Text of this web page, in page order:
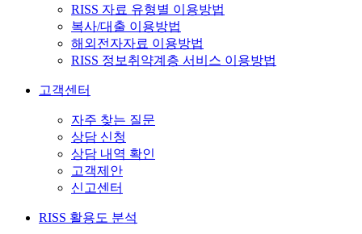
RISS 자료 유형별 이용방법
복사/대출 이용방법
해외전자자료 이용방법
RISS 정보취약계층 서비스 이용방법
고객센터
자주 찾는 질문
상담 신청
상담 내역 확인
고객제안
신고센터
RISS 활용도 분석